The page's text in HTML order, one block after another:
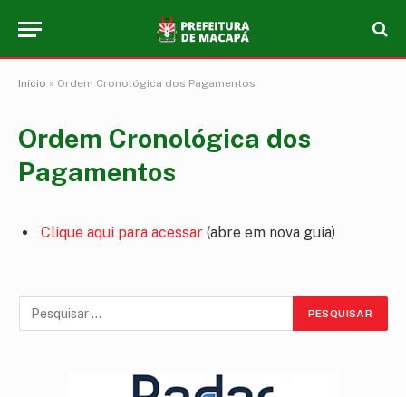
Início » Ordem Cronológica dos Pagamentos
Ordem Cronológica dos
Pagamentos
Clique aqui para acessar (abre em nova guia)